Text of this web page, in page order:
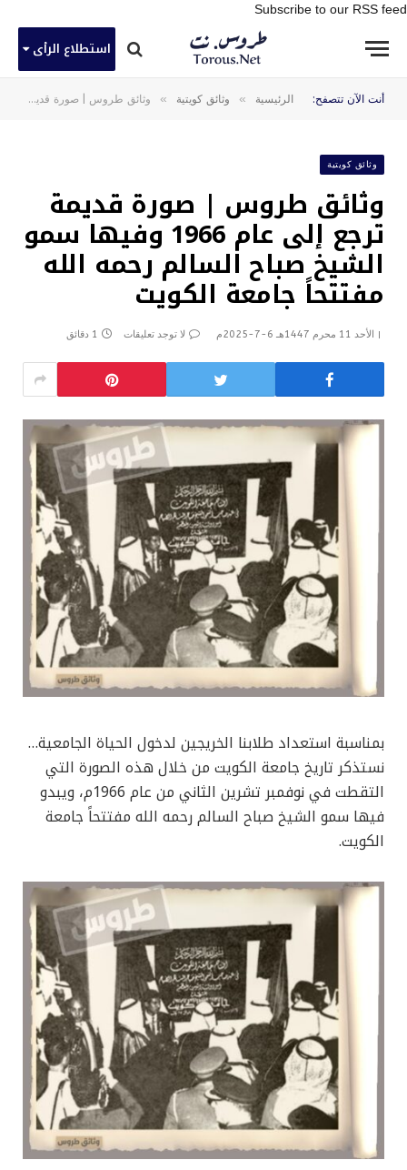
Subscribe to our RSS feed
استطلاع الرأى
أنت الآن تتصفح: الرئيسية » وثائق كويتية » وثائق طروس | صورة قديمة ترجع إلى عام 1966 وفيها سمو الشيخ صباح السالم رحمه الله مفتتحاً جامعة الكويت
وثائق كويتية
وثائق طروس | صورة قديمة
ترجع إلى عام 1966 وفيها سمو
الشيخ صباح السالم رحمه الله
مفتتحاً جامعة الكويت
الأحد 11 محرم 1447هـ 6-7-2025م لا توجد تعليقات 1 دقائق
بمناسبة استعداد طلابنا الخريجين لدخول الحياة الجامعية…
نستذكر تاريخ جامعة الكويت من خلال هذه الصورة التي
التقطت في نوفمبر تشرين الثاني من عام 1966م، ويبدو
فيها سمو الشيخ صباح السالم رحمه الله مفتتحاً جامعة
الكويت.